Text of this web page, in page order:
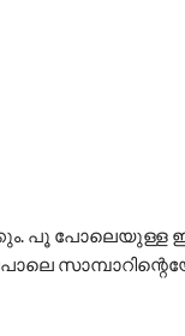
പൂ പോലെയുള്ള